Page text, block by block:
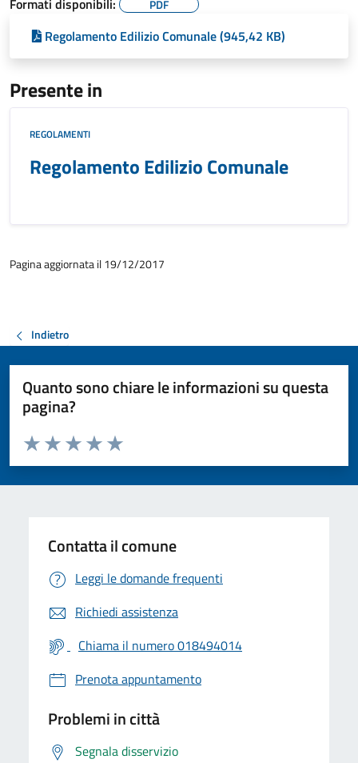
Formati disponibili: PDF
Regolamento Edilizio Comunale (945,42 KB)
Presente in
REGOLAMENTI
Regolamento Edilizio Comunale
Pagina aggiornata il 19/12/2017
Indietro
Quanto sono chiare le informazioni su questa
pagina?
Valuta da 1 a 5 stelle la pagina
Valuta 5 stelle su 5
Valuta 4 stelle su 5
Valuta 3 stelle su 5
Valuta 2 stelle su 5
Valuta 1 stelle su 5
Contatta il comune
Leggi le domande frequenti
Richiedi assistenza
Chiama il numero 018494014
Prenota appuntamento
Problemi in città
Segnala disservizio